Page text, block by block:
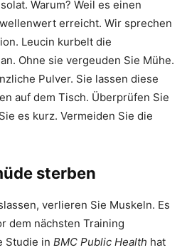
Warum? Weil es einen
erreicht. Wir sprechen
Leucin kurbelt die
Ohne sie vergeuden Sie Mühe.
Pulver. Sie lassen diese
auf dem Tisch. Überprüfen Sie
es kurz. Vermeiden Sie die
sterben
verlieren Sie Muskeln. Es
dem nächsten Training
Studie in BMC Public Health hat